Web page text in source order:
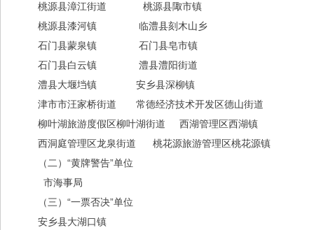
桃源县漳江街道 桃源县陬市镇
桃源县漆河镇 临澧县刻木山乡
石门县蒙泉镇 石门县皂市镇
石门县白云镇 澧县澧阳街道
澧县大堰垱镇 安乡县深柳镇
津市市汪家桥街道 常德经济技术开发区德山街道
柳叶湖旅游度假区柳叶湖街道 西湖管理区西湖镇
西洞庭管理区龙泉街道 桃花源旅游管理区桃花源镇
（二）“黄牌警告”单位
市海事局
（三）“一票否决”单位
安乡县大湖口镇